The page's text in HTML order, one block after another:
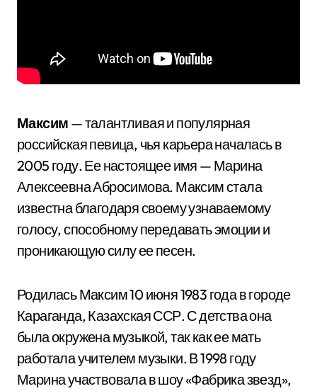
Максим — талантливая и популярная
российская певица, чья карьера началась в
2005 году. Ее настоящее имя — Марина
Алексеевна Абросимова. Максим стала
известна благодаря своему узнаваемому
голосу, способному передавать эмоции и
проникающую силу ее песен.
Родилась Максим 10 июня 1983 года в городе
Караганда, Казахская ССР. С детства она
была окружена музыкой, так как ее мать
работала учителем музыки. В 1998 году
Марина участвовала в шоу «Фабрика звезд»,